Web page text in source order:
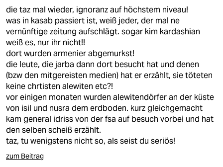
die taz mal wieder, ignoranz auf höchstem niveau!
was in kasab passiert ist, weiß jeder, der mal ne
vernünftige zeitung aufschlägt. sogar kim kardashian
weiß es, nur ihr nicht!!
dort wurden armenier abgemurkst!
die leute, die jarba dann dort besucht hat und denen
(bzw den mitgereisten medien) hat er erzählt, sie töteten
keine chrtisten alewiten etc?!
vor einigen monaten wurden alewitendörfer an der küste
von isil und nusra dem erdboden. kurz gleichgemacht
kam general idriss von der fsa auf besuch vorbei und hat
den selben scheiß erzählt.
taz, tu wenigstens nicht so, als seist du seriös!
zum Beitrag